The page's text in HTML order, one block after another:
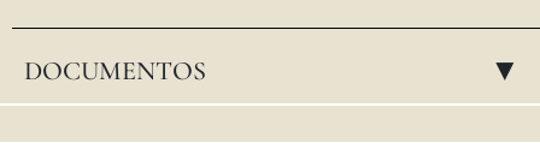
العربيّة
DOCUMENTOS ▸